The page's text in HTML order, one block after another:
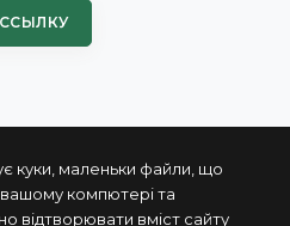
куки, маленьки файли, що
компютері та
відтворювати вміст сайту